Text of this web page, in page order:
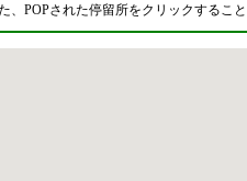
、POPされた停留所をクリックするこ